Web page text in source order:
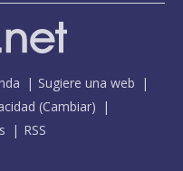
Sugiere una web
(Cambiar)
RSS